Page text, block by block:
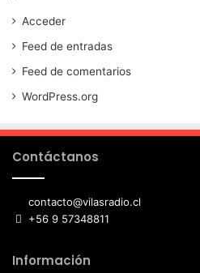
Acceder
Feed de entradas
Feed de comentarios
WordPress.org
Contáctanos
contacto@vilasradio.cl
+56 9 57348811
Información